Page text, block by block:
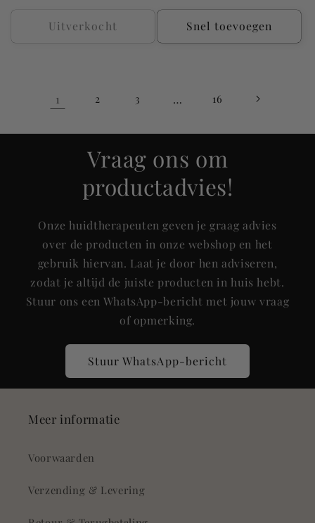
Uitverkocht Snel toevoegen
1 2 3 … 16
Vraag ons om
productadvies!
Onze huidtherapeuten geven je graag advies
over de producten in onze webshop en het
gebruik hiervan. Laat je door hen adviseren,
zodat je altijd de juiste producten in huis hebt.
Stuur ons een WhatsApp-bericht met jouw vraag
of opmerking.
Stuur WhatsApp-bericht
Meer informatie
Voorwaarden
Verzending & Levering